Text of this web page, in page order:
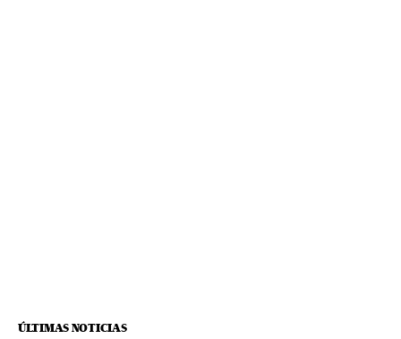
ÚLTIMAS NOTICIAS